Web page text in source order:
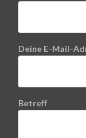
Deine E-Mail-
Betreff